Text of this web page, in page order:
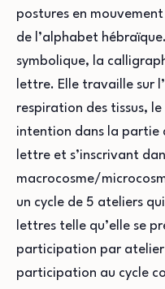
postures en
de l’alphabet
symbolique, la
lettre. Elle travaille sur
respiration des tissus,
intention dans la partie
lettre et s’inscrivant
macrocosme/
un cycle de 5 ateliers
lettres telle qu’elle se
participation par atelier
participation au cycle